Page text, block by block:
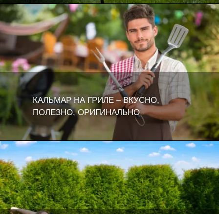
КАЛЬМАР НА ГРИЛЕ – ВКУСНО,
ПОЛЕЗНО, ОРИГИНАЛЬНО